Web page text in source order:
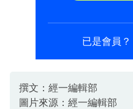
已是會員？
撰文：經一編輯部
圖片來源：經一編輯部